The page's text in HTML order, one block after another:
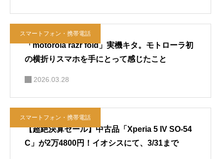
スマートフォン・携帯電話
「motorola razr fold」実機キタ。モトローラ初
の横折りスマホを手にとって感じたこと
2026.03.28
スマートフォン・携帯電話
【超絶決算セール】中古品「Xperia 5 IV SO-54
C」が2万4800円！イオシスにて、3/31まで